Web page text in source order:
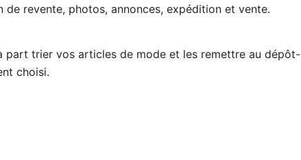
revente, photos, annonces, expédition et vente.
part trier vos articles de mode et les remettre au dépôt-
choisi.